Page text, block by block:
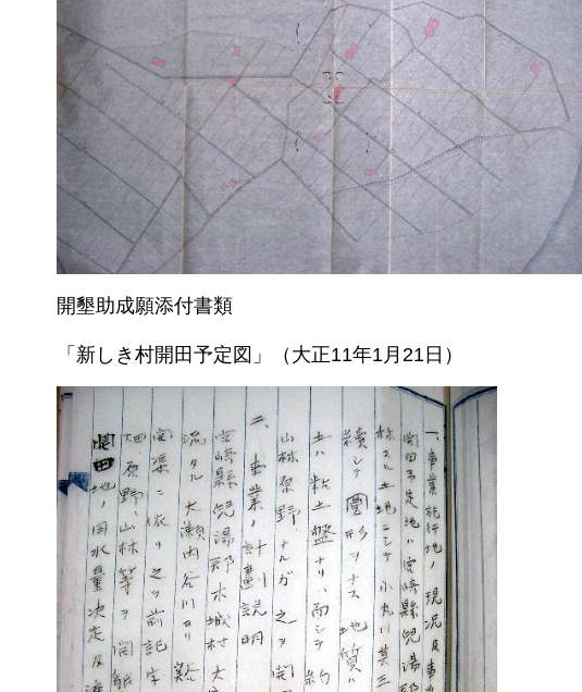
開墾助成願添付書類
「新しき村開田予定図」（大正11年1月21日）